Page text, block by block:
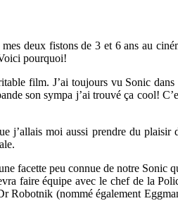
deux fistons de 3 et 6 ans au
pourquoi!
film. J’ai toujours vu Sonic
son sympa j’ai trouvé ça cool!
j’allais moi aussi prendre du plaisir
facette peu connue de notre Sonic
faire équipe avec le chef de la
Robotnik (nommé également